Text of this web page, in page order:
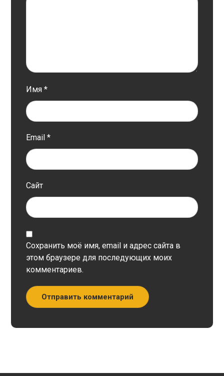
Имя*
Email*
Сайт
Сохранить моё имя, email и адрес сайта в
этом браузере для последующих моих
комментариев.
Отправить комментарий